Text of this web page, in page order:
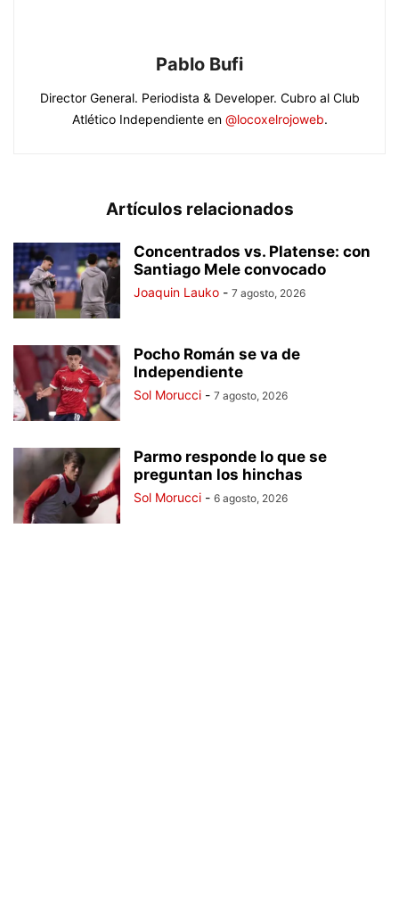
Pablo Bufi
Director General. Periodista & Developer. Cubro al Club
Atlético Independiente en @locoxelrojoweb.
Artículos relacionados
Concentrados vs. Platense: con
Santiago Mele convocado
Joaquin Lauko - 7 agosto, 2026
Pocho Román se va de
Independiente
Sol Morucci - 7 agosto, 2026
Parmo responde lo que se
preguntan los hinchas
Sol Morucci - 6 agosto, 2026